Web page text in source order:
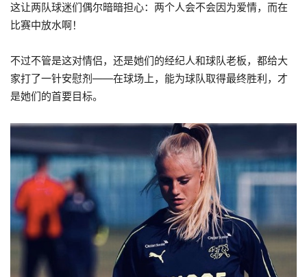
这让两队球迷们偶尔暗暗担心：两个人会不会因为爱情，而在
比赛中放水啊！
不过不管是这对情侣，还是她们的经纪人和球队老板，都给大
家打了一针安慰剂——在球场上，能为球队取得最终胜利，才
是她们的首要目标。